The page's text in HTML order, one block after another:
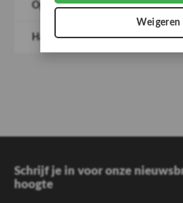
Weigeren
Opzet instructies
Handleiding
Schrijf je in voor onze
hoogte